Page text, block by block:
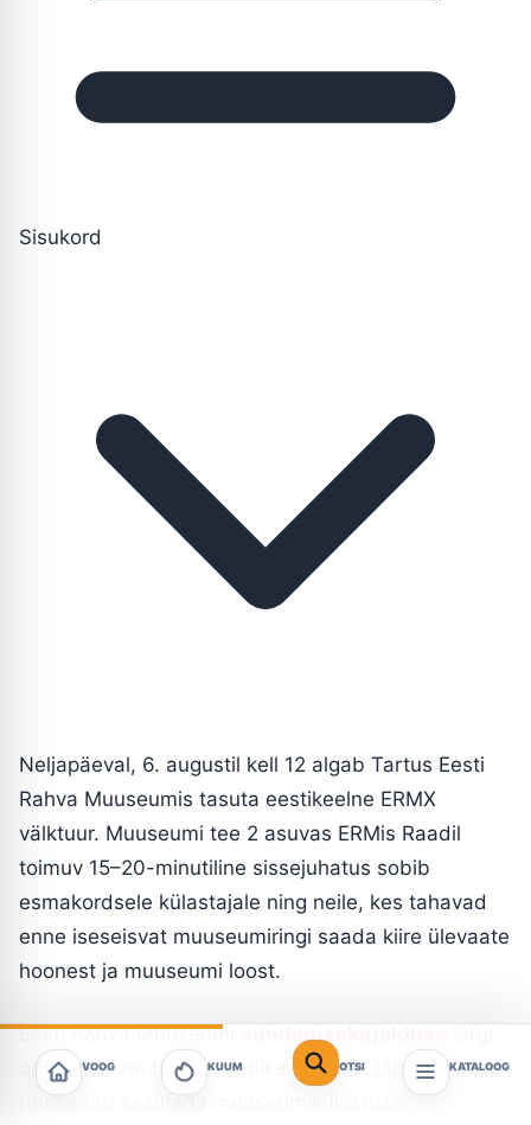
Sisukord
Neljapäeval, 6. augustil kell 12 algab Tartus Eesti
Rahva Muuseumis tasuta eestikeelne ERMX
välktuur. Muuseumi tee 2 asuvas ERMis Raadil
toimuv 15–20-minutiline sissejuhatus sobib
esmakordsele külastajale ning neile, kes tahavad
enne iseseisvat muuseumiringi saada kiire ülevaate
hoonest ja muuseumi loost.
Eesti Rahva Muuseumi
on osalemine tasuta. Lühike formaat tähendab, et
tuuri saab käsitleda muuseumikülastuse
VOOG KUUM OTSI KATALOOG